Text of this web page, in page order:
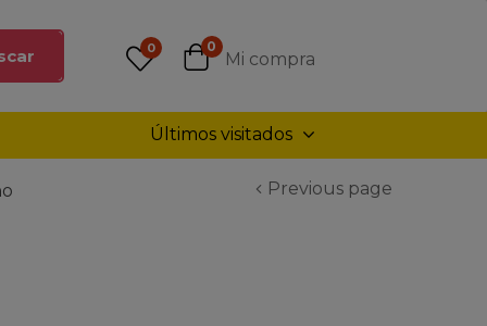
0 0
Mi compra
Últimos visitados
Previous page